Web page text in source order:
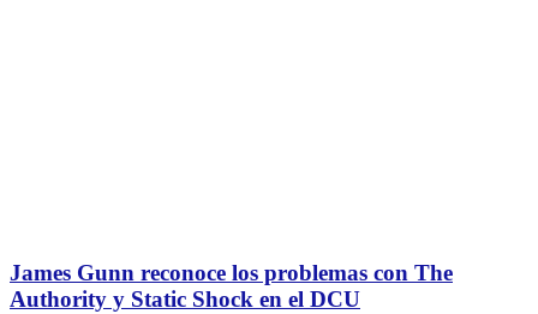
James Gunn reconoce los problemas con The
Authority y Static Shock en el DCU